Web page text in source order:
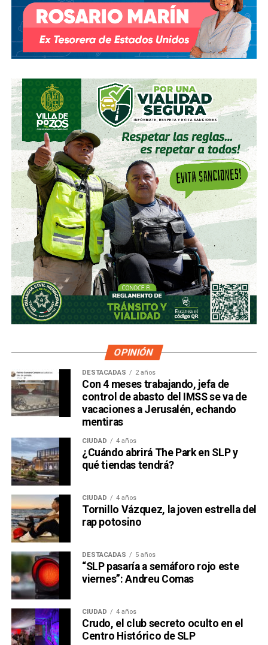
También lee:Diputada pide poner un alto a la empresa de
El Realito
OPINIÓN
DESTACADAS 2 años
Con 4 meses trabajando, jefa de
control de abasto del IMSS se va de
vacaciones a Jerusalén, echando
mentiras
CIUDAD 4 años
¿Cuándo abrirá The Park en SLP y
qué tiendas tendrá?
CIUDAD 4 años
Tornillo Vázquez, la joven estrella del
rap potosino
DESTACADAS 5 años
“SLP pasaría a semáforo rojo este
viernes”: Andreu Comas
CIUDAD 4 años
Crudo, el club secreto oculto en el
Centro Histórico de SLP